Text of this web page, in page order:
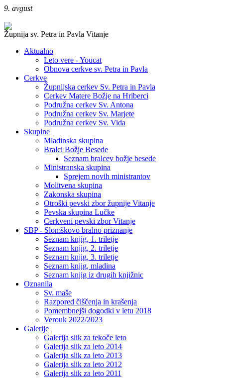
9. avgust
Župnija sv. Petra in Pavla Vitanje
Aktualno
Leto vere - Youcat
Obnova cerkve sv. Petra in Pavla
Cerkve
Župnijska cerkev Sv. Petra in Pavla
Cerkev Matere Božje na Hriberci
Podružna cerkev Sv. Antona
Podružna cerkev Sv. Marjete
Podružna cerkev Sv. Vida
Skupine
Mladinska skupina
Bralci Božje Besede
Seznam bralcev božje besede
Ministranska skupina
Sprejem novih ministrantov
Molitvena skupina
Zakonska skupina
Otroški pevski zbor župnije Vitanje
Pevska skupina Lučke
Cerkveni pevski zbor Vitanje
SBP - Slomškovo bralno priznanje
Seznam knjig, 1. triletje
Seznam knjig, 2. triletje
Seznam knjig, 3. triletje
Seznam knjig, mladina
Seznam knjig iz drugih knjižnic
Oznanila
Sv. maše
Razpored čiščenja in krašenja
Pomembnejši dogodki v letu 2018
Verouk 2022/2023
Galerije
Galerija slik za tekoče leto
Galerija slik za leto 2014
Galerija slik za leto 2013
Galerija slik za leto 2012
Galerija slik za leto 2011